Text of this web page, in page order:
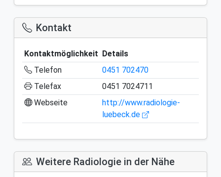
Kontakt
Kontaktmöglichkeit
Details
Telefon
0451 702470
Telefax
0451 7024711
Webseite
http://www.radiologie-
luebeck.de
Weitere Radiologie in der Nähe